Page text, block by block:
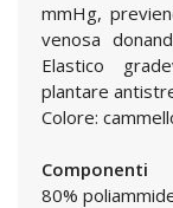
mmHg,
venosa
Elastico
plantare
Colore:
Componenti
80%